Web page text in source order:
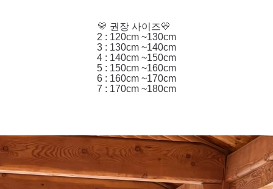
💛 권장 사이즈💛
2 : 120cm ~130cm
3 : 130cm ~140cm
4 : 140cm ~150cm
5 : 150cm ~160cm
6 : 160cm ~170cm
7 : 170cm ~180cm